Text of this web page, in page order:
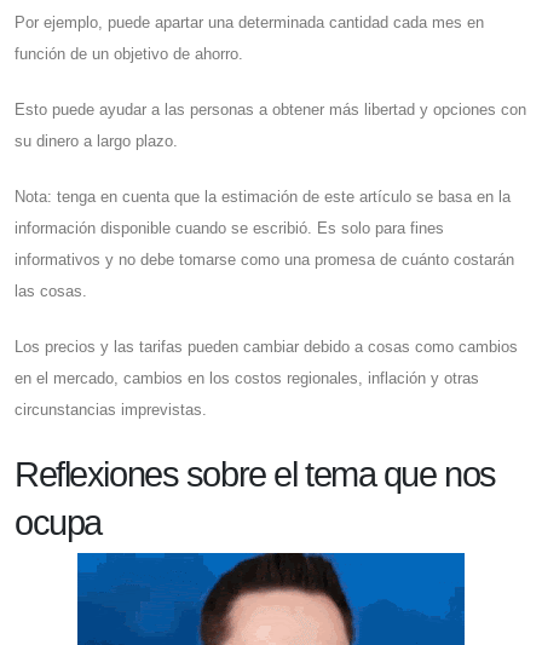
Por ejemplo, puede apartar una determinada cantidad cada mes en
función de un objetivo de ahorro.
Esto puede ayudar a las personas a obtener más libertad y opciones con
su dinero a largo plazo.
Nota: tenga en cuenta que la estimación de este artículo se basa en la
información disponible cuando se escribió. Es solo para fines
informativos y no debe tomarse como una promesa de cuánto costarán
las cosas.
Los precios y las tarifas pueden cambiar debido a cosas como cambios
en el mercado, cambios en los costos regionales, inflación y otras
circunstancias imprevistas.
Reflexiones sobre el tema que nos
ocupa